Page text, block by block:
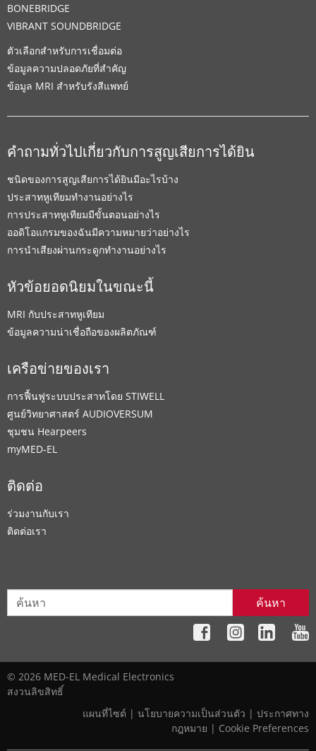
BONEBRIDGE
VIBRANT SOUNDBRIDGE
ตัวเลือกสำหรับการเชื่อมต่อ
ข้อมูลความปลอดภัยที่สำคัญ
ข้อมูล MRI สำหรับรังสีแพทย์
คำถามทั่วไปเกี่ยวกับการสูญเสียการได้ยิน
ชนิดของการสูญเสียการได้ยินมีอะไรบ้าง
ประสาทหูเทียมทำงานอย่างไร
การประสาทหูเทียมมีขั้นตอนอย่างไร
ออดิโอแกรมของฉันมีความหมายว่าอย่างไร
การนำเสียงผ่านกระดูกทำงานอย่างไร
หัวข้อยอดนิยมในขณะนี้
MRI กับประสาทหูเทียม
ข้อมูลความน่าเชื่อถือของผลิตภัณฑ์
เครือข่ายของเรา
การฟื้นฟูระบบประสาทโดย STIWELL
ศูนย์วิทยาศาสตร์ AUDIOVERSUM
ชุมชน Hearpeers
myMED‑EL
ติดต่อ
ร่วมงานกับเรา
ติดต่อเรา
ค้นหา
© 2026 MED-EL Medical Electronics
สงวนลิขสิทธิ์
แผนที่ไซต์ | นโยบายความเป็นส่วนตัว | ประกาศทาง
กฎหมาย | Cookie Preferences